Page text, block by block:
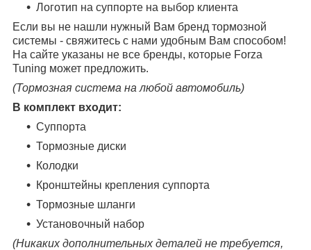
Логотип на суппорте на выбор клиента
Если вы не нашли нужный Вам бренд тормозной
системы - свяжитесь с нами удобным Вам способом!
На сайте указаны не все бренды, которые Forza
Tuning может предложить.
(Тормозная система на любой автомобиль)
В комплект входит:
Суппорта
Тормозные диски
Колодки
Кронштейны крепления суппорта
Тормозные шланги
Установочный набор
(Никаких дополнительных деталей не требуется,